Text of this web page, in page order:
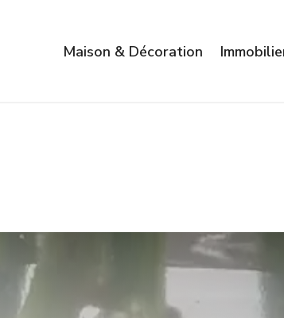
Maison & Décoration